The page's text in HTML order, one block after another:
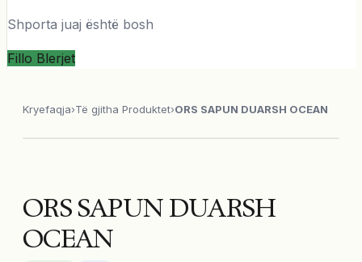
Shporta juaj është bosh
Fillo Blerjet
Kryefaqja›Të gjitha Produktet›ORS SAPUN DUARSH OCEAN
ORS SAPUN DUARSH
OCEAN